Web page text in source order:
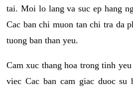
tai. Moi lo lang va suc ep hang
Cac ban chi muon tan chi tra da
tuong ban than yeu.
Cam xuc thang hoa trong tinh
viec Cac ban cam giac duoc su